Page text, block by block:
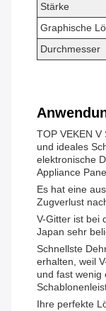
Stärke
Graphische
Durchmesser
TOP VEKEN V
und ideales
elektronische
Appliance
Es hat eine
Zugverlust
V-Gitter ist bei
Japan sehr
Schnellste
erhalten, weil
und fast wenig
Ihre perfekte